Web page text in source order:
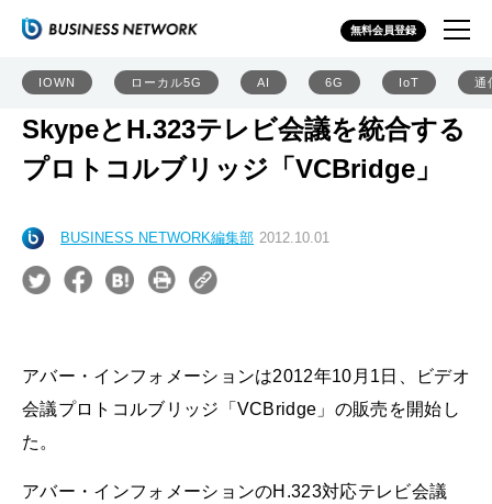
無料会員登録
IOWN ローカル5G AI 6G IoT 通
SkypeとH.323テレビ会議を統合する
プロトコルブリッジ「VCBridge」
BUSINESS NETWORK編集部 2012.10.01
アバー・インフォメーションは2012年10月1日、ビデオ
会議プロトコルブリッジ「VCBridge」の販売を開始し
た。
アバー・インフォメーションのH.323対応テレビ会議